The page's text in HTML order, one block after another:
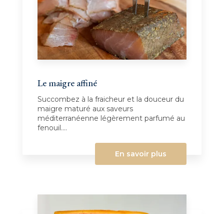
Le maigre affiné
Succombez à la fraicheur et la douceur du
maigre maturé aux saveurs
méditerranéenne légèrement parfumé au
fenouil....
En savoir plus